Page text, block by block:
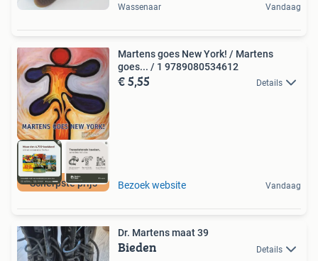
Wassenaar Vandaag
Scherpste prijs
Martens goes New York! / Martens
goes... / 1 9789080534612
€ 5,55 Details
Bezoek website Vandaag
Dr. Martens maat 39
Bieden Details